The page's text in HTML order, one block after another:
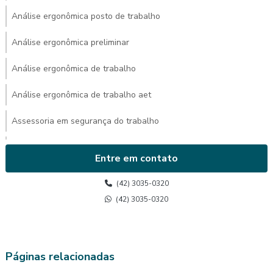
Análise ergonômica posto de trabalho
Análise ergonômica preliminar
Análise ergonômica de trabalho
Análise ergonômica de trabalho aet
Assessoria em segurança do trabalho
Avaliação ambiental de calor
Avaliação de calor
Avaliação de calor segurança do trabalho
Avaliação ergonômica
Entre em contato
(42) 3035-0320
(42) 3035-0320
Páginas relacionadas